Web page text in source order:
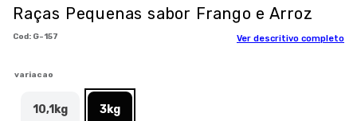
Raças Pequenas sabor Frango e Arroz
: G-157 Ver descritivo completo
variacao
10,1kg 3kg
6º
areia
9